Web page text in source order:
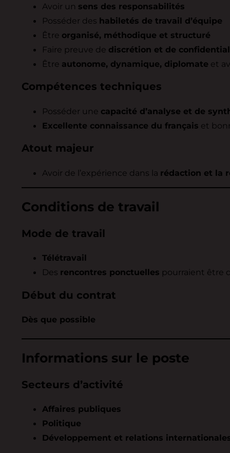
Avoir un sens des responsabilités
Posséder des habiletés de travail d’équipe
Être organisé, méthodique et structuré
Faire preuve de discrétion et de
Être autonome, dynamique, diplomate et
Compétences techniques
Posséder une capacité d’analyse et de
Excellente connaissance du français et
Atout majeur
Avoir de l’expérience dans la rédaction et la
Conditions de travail
Mode de travail
Télétravail
Des rencontres ponctuelles pourraient être
Début du contrat
Dès que possible
Informations sur le poste
Secteurs d’activité
Affaires publiques
Politique
Développement et relations